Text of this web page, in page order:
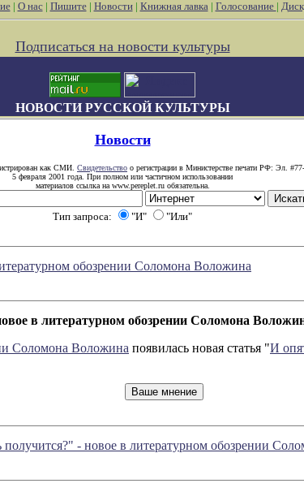
| О нас| Пишите| Новости| Книжная лавка| Голосование |
Подписаться на новости культуры
НОВОСТИ РУССКОЙ КУЛЬТУРЫ
Новости
как СМИ. Свидетельство о регистрации в Министерстве печати РФ: Эл.
5 февраля 2001 года. При полном или частичном использовании
материалов ссылка на www.pereplet.ru обязательна.
Тип запроса: "И" "Или"
обозрении Соломона Воложина
в литературном обозрении Соломона
Соломона Воложина появилась новая статья "И
получится?" - новое в литературном обозрении